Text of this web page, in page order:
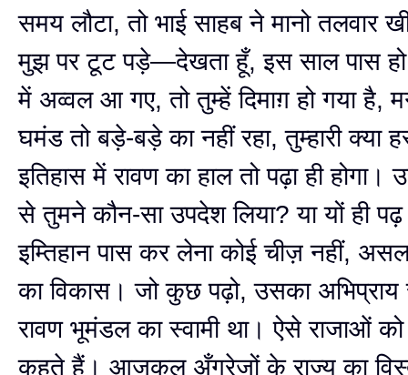
समय लौटा, तो भाई साहब ने मानो तलवार
मुझ पर टूट पड़े—देखता हूँ, इस साल पास
में अव्वल आ गए, तो तुम्हें दिमाग़ हो गया है,
घमंड तो बड़े-बड़े का नहीं रहा, तुम्हारी क्या
इतिहास में रावण का हाल तो पढ़ा ही
से तुमने कौन-सा उपदेश लिया? या यों ही
इम्तिहान पास कर लेना कोई चीज़ नहीं,
का विकास। जो कुछ पढ़ो, उसका
रावण भूमंडल का स्वामी था। ऐसे राजाओं को
कहते हैं। आजकल अँग्रेज़ों के राज्य का